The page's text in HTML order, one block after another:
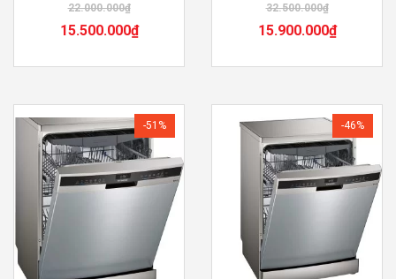
22.000.000₫
15.500.000₫
32.500.000₫
15.900.000₫
-51% -46%